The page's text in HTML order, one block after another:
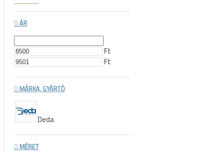
ÁR
Ft
Ft
MÁRKA, GYÁRTÓ
Deda
MÉRET